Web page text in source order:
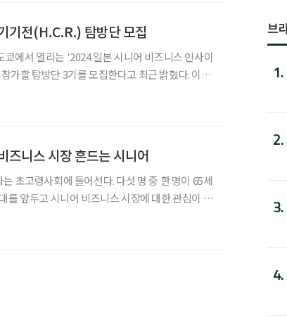
기전(H.C.R.) 탐방단 모집
에서 열리는 '2024 일본 시니어 비즈니스 인사이
가할 탐방단 3기를 모집한다고 최근 밝혔다. 이번
즈니스 시장 흔드는 시니어
초고령사회에 들어선다. 다섯 명 중 한 명이 65세
를 앞두고 시니어 비즈니스 시장에 대한 관심이 높
브
1.
2.
3.
4.